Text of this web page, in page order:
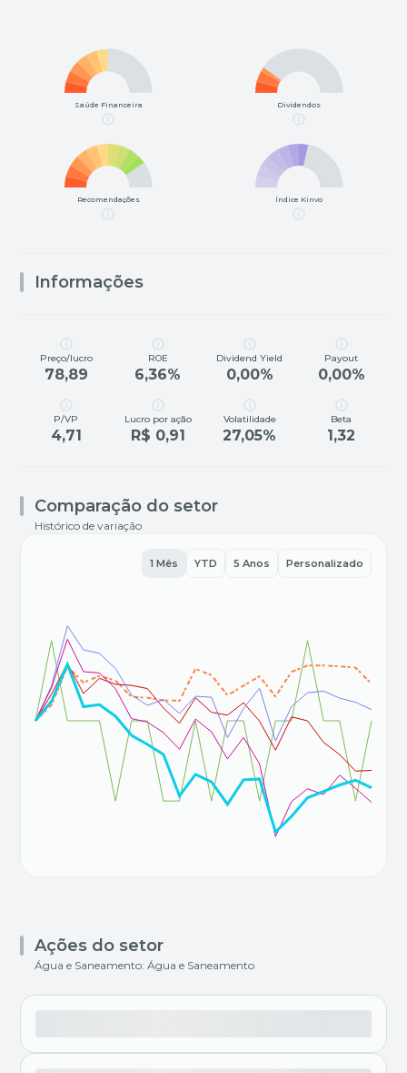
Saúde Financeira Dividendos
Recomendações Índice Kinvo
Informações
Preço/lucro
78,89
ROE
6,36%
Dividend Yield
0,00%
Payout
0,00%
P/VP
4,71
Lucro por ação
R$ 0,91
Volatilidade
27,05%
Beta
1,32
Comparação do setor
Histórico de variação
1 Mês YTD 5 Anos Personalizado
Ações do setor
Água e Saneamento: Água e Saneamento